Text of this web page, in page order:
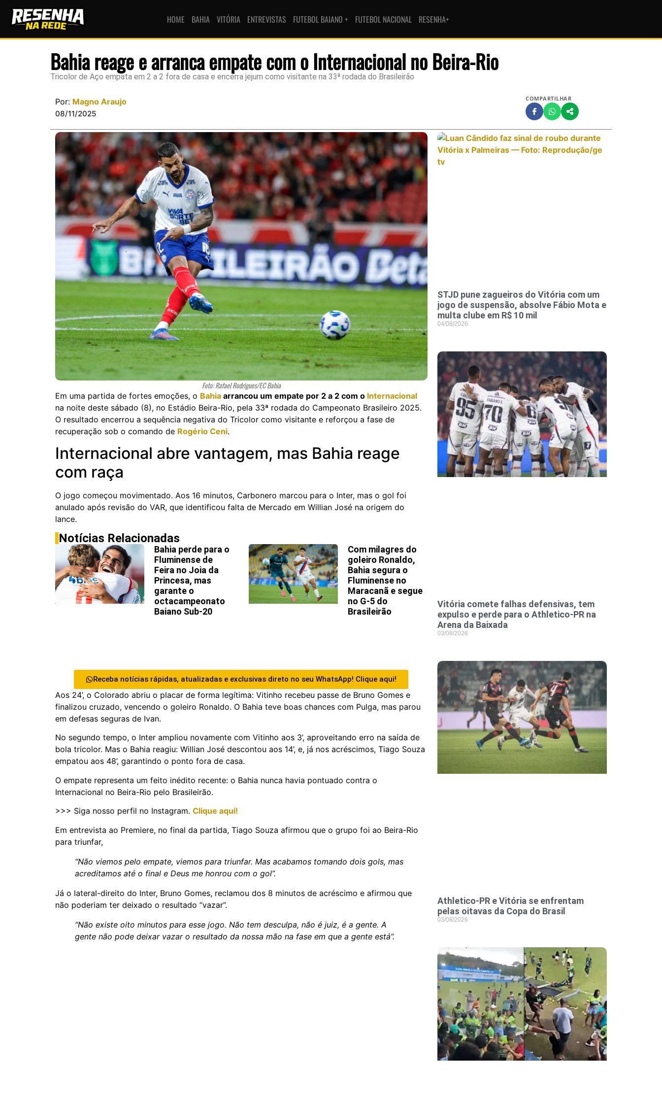
HOME BAHIA VITÓRIA ENTREVISTAS FUTEBOL BAIANO + FUTEBOL NACIONAL RESENHA+
Bahia reage e arranca empate com o Internacional no Beira-Rio
Tricolor de Aço empata em 2 a 2 fora de casa e encerra jejum como visitante na 33ª rodada do Brasileirão
Por: Magno Araujo
08/11/2025
COMPARTILHAR
Foto: Rafael Rodrigues/EC Bahia
Em uma partida de fortes emoções, o Bahia arrancou um empate por 2 a 2 com o Internacional
na noite deste sábado (8), no Estádio Beira-Rio, pela 33ª rodada do Campeonato Brasileiro 2025.
O resultado encerrou a sequência negativa do Tricolor como visitante e reforçou a fase de
recuperação sob o comando de Rogério Ceni.
Internacional abre vantagem, mas Bahia reage
com raça
O jogo começou movimentado. Aos 16 minutos, Carbonero marcou para o Inter, mas o gol foi
anulado após revisão do VAR, que identificou falta de Mercado em Willian José na origem do
lance.
Notícias Relacionadas
Bahia perde para o
Fluminense de
Feira no Joia da
Princesa, mas
garante o
octacampeonato
Baiano Sub-20
Com milagres do
goleiro Ronaldo,
Bahia segura o
Fluminense no
Maracanã e segue
no G-5 do
Brasileirão
Receba notícias rápidas, atualizadas e exclusivas direto no seu WhatsApp! Clique aqui!
Aos 24’, o Colorado abriu o placar de forma legítima: Vitinho recebeu passe de Bruno Gomes e
finalizou cruzado, vencendo o goleiro Ronaldo. O Bahia teve boas chances com Pulga, mas parou
em defesas seguras de Ivan.
No segundo tempo, o Inter ampliou novamente com Vitinho aos 3’, aproveitando erro na saída de
bola tricolor. Mas o Bahia reagiu: Willian José descontou aos 14’, e, já nos acréscimos, Tiago Souza
empatou aos 48’, garantindo o ponto fora de casa.
O empate representa um feito inédito recente: o Bahia nunca havia pontuado contra o
Internacional no Beira-Rio pelo Brasileirão.
>>> Siga nosso perfil no Instagram. Clique aqui!
Em entrevista ao Premiere, no final da partida, Tiago Souza afirmou que o grupo foi ao Beira-Rio
para triunfar,
“Não viemos pelo empate, viemos para triunfar. Mas acabamos tomando dois gols, mas
acreditamos até o final e Deus me honrou com o gol”.
Já o lateral-direito do Inter, Bruno Gomes, reclamou dos 8 minutos de acréscimo e afirmou que
não poderiam ter deixado o resultado “vazar”.
“Não existe oito minutos para esse jogo. Não tem desculpa, não é juiz, é a gente. A
gente não pode deixar vazar o resultado da nossa mão na fase em que a gente está”.
STJD pune zagueiros do Vitória com um
jogo de suspensão, absolve Fábio Mota e
multa clube em R$ 10 mil
04/08/2026
Vitória comete falhas defensivas, tem
expulso e perde para o Athletico-PR na
Arena da Baixada
03/08/2026
Athletico-PR e Vitória se enfrentam
pelas oitavas da Copa do Brasil
03/08/2026